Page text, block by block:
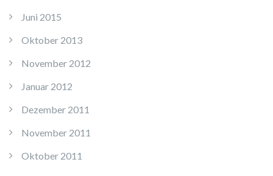
Juni 2015
Oktober 2013
November 2012
Januar 2012
Dezember 2011
November 2011
Oktober 2011